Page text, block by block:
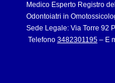
Medico Esperto Registro
Odontoiatri in
Sede Legale: Via Torre 92
Telefono 3482301195– E